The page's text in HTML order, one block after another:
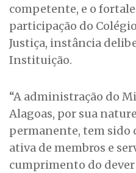
competente, e o
participação do
Justiça, instância
Instituição.
“A administração do
Alagoas, por sua
permanente, tem sido
ativa de membros e
cumprimento do